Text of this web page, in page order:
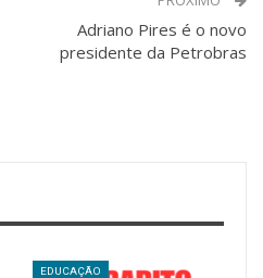
Adriano Pires é o novo
presidente da Petrobras
EDUCAÇÃO